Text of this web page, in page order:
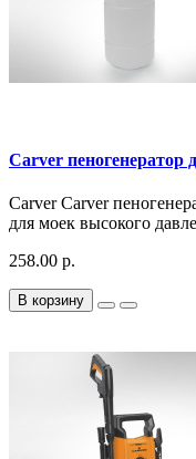
Carver пеногенератор
Carver Carver
для моек высокого
258.00 р.
В корзину